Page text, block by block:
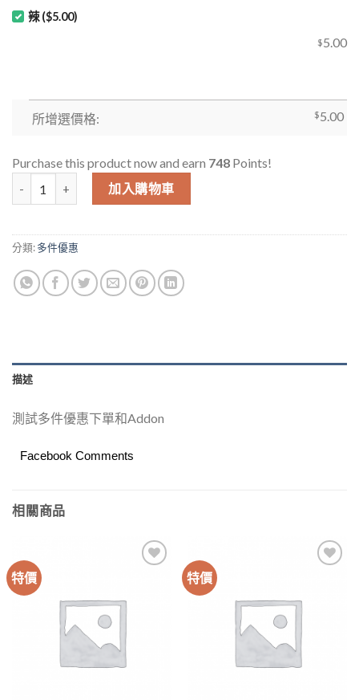
辣 ($5.00)
$5.00
所增選價格: $5.00
Purchase this product now and earn 748 Points!
測試多件優惠下單和Addon 數量
加入購物車
分類:多件優惠
描述
測試多件優惠下單和Addon
Facebook Comments
相關商品
特價 特價